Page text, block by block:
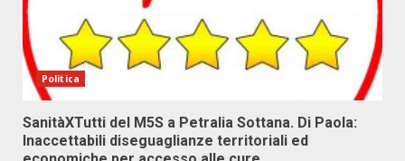
Politica
SanitàXTutti del M5S a Petralia Sottana. Di Paola:
Inaccettabili diseguaglianze territoriali ed